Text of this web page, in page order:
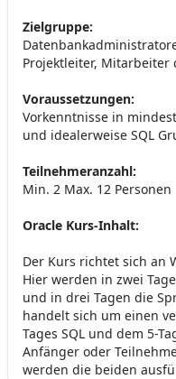
Zielgruppe:
Projektleiter, Mitarbeiter
Voraussetzungen:
Vorkenntnisse in
und idealerweise SQL
Teilnehmeranzahl:
Min. 2 Max. 12 Personen
Oracle Kurs-Inhalt:
Der Kurs richtet sich an
Hier werden in zwei
und in drei Tagen die
handelt sich um einen
Tages SQL und dem 5-
Anfänger oder
werden die beiden